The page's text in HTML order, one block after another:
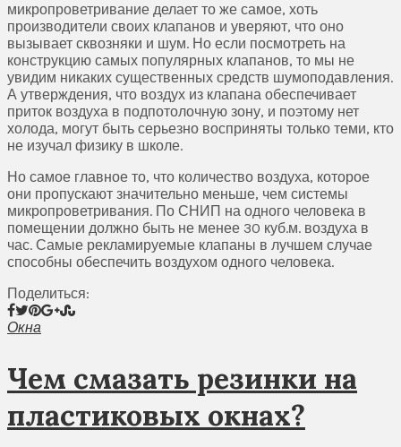
микропроветривание делает то же самое, хоть
производители своих клапанов и уверяют, что оно
вызывает сквозняки и шум. Но если посмотреть на
конструкцию самых популярных клапанов, то мы не
увидим никаких существенных средств шумоподавления.
А утверждения, что воздух из клапана обеспечивает
приток воздуха в подпотолочную зону, и поэтому нет
холода, могут быть серьезно восприняты только теми, кто
не изучал физику в школе.
Но самое главное то, что количество воздуха, которое
они пропускают значительно меньше, чем системы
микропроветривания. По СНИП на одного человека в
помещении должно быть не менее 30 куб.м. воздуха в
час. Самые рекламируемые клапаны в лучшем случае
способны обеспечить воздухом одного человека.
Поделиться:
Окна
Чем смазать резинки на
пластиковых окнах?